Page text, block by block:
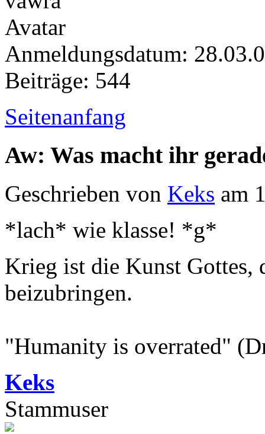
Anmeldungsdatum:
Beiträge: 544
Seitenanfang
Aw: Was macht ihr
Geschrieben von Keks am
*lach* wie klasse! *g*
Krieg ist die Kunst Gottes,
beizubringen.
"Humanity is overrated"
Keks
Stammuser